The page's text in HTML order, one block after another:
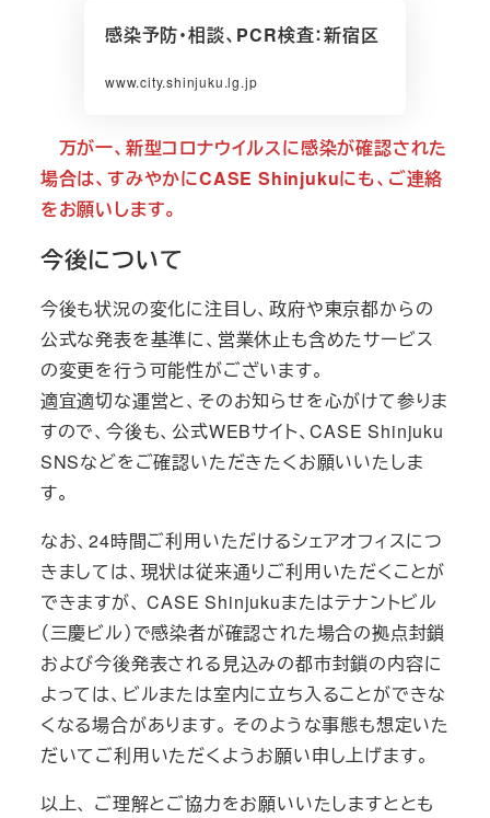
感染予防・相談、PCR検査：新宿区
www.city.shinjuku.lg.jp
万が一、新型コロナウイルスに感染が確認された
場合は、すみやかにCASE Shinjukuにも、ご連絡
をお願いします。
今後について
今後も状況の変化に注目し、政府や東京都からの
公式な発表を基準に、営業休止も含めたサービス
の変更を行う可能性がございます。
適宜適切な運営と、そのお知らせを心がけて参りま
すので、今後も、公式WEBサイト、CASE Shinjuku
SNSなどをご確認いただきたくお願いいたしま
す。
なお、24時間ご利用いただけるシェアオフィスにつ
きましては、現状は従来通りご利用いただくことが
できますが、 CASE Shinjukuまたはテナントビル
（三慶ビル）で感染者が確認された場合の拠点封鎖
および今後発表される見込みの都市封鎖の内容に
よっては、ビルまたは室内に立ち入ることができな
くなる場合があります。 そのような事態も想定いた
だいてご利用いただくようお願い申し上げます。
以上、 ご理解とご協力をお願いいたしますととも